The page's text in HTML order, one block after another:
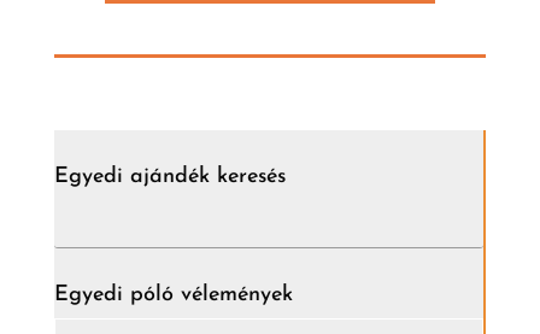
Egyedi ajándék keresés
Egyedi póló vélemények